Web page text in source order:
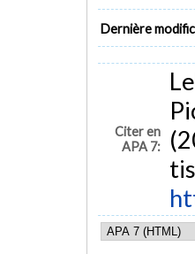
Dernière
Citer en
APA 7: